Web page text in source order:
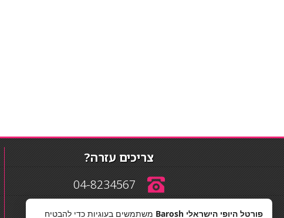
צריכים עזרה?
04-8234567
פורטל היופי הישראלי Barosh
משתמשים בעוגיות כדי להבטיח